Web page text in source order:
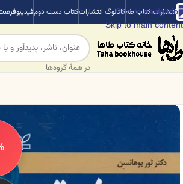
Skip to navigation
Skip to main content
انتشارات کتاب طهکاتالوگ انتشاراتکتاب دست دومفیدیبو
در همهٔ گروه‌ها